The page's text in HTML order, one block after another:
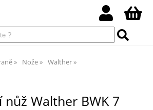
Nože
Walther
nůž Walther BWK 7